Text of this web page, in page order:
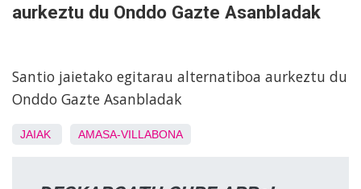
aurkeztu du Onddo Gazte Asanbladak
Santio jaietako egitarau alternatiboa aurkeztu du
Onddo Gazte Asanbladak
JAIAK AMASA-VILLABONA